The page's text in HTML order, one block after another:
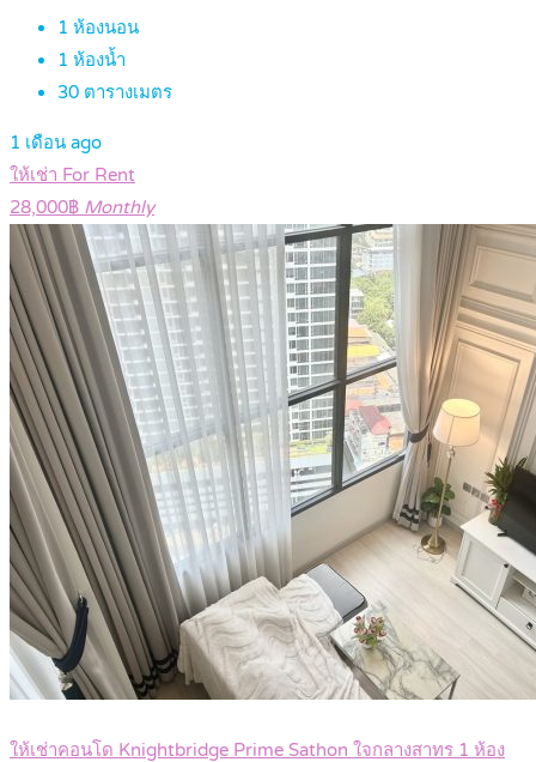
1 ห้องนอน
1 ห้องน้ำ
30 ตารางเมตร
1 เดือน ago
ให้เช่า For Rent
28,000฿ Monthly
ให้เช่าคอนโด Knightbridge Prime Sathon ใจกลางสาทร 1 ห้อง